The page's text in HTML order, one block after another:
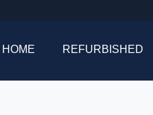
HOME REFURBISHED